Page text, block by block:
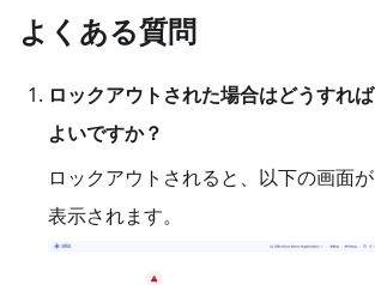
よくある質問
ロックアウトされた場合はどうすれば
よいですか？
ロックアウトされると、以下の画面が
表示されます。